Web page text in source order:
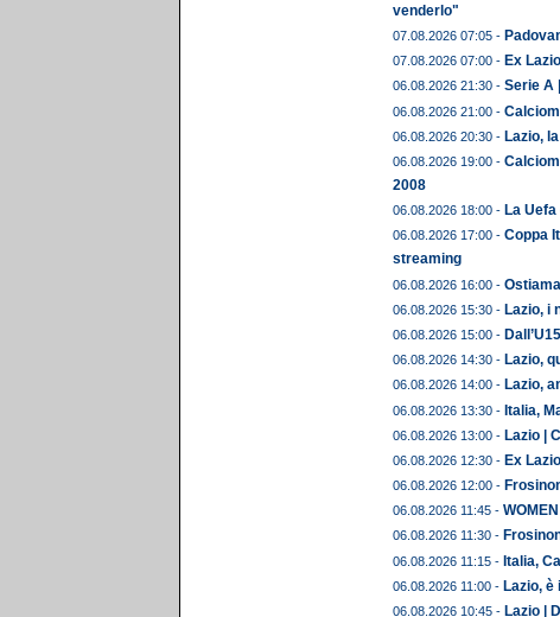
venderlo"
07.08.2026 07:05 -
07.08.2026 07:00 - Ex
06.08.2026 21:30 - Serie A
06.08.2026 21:00 -
06.08.2026 20:30 - Lazio,
06.08.2026 19:00 -
2008
06.08.2026 18:00 - La
06.08.2026 17:00 - Coppa
streaming
06.08.2026 16:00 -
06.08.2026 15:30 - Lazio, i
06.08.2026 15:00 -
06.08.2026 14:30 - Lazio,
06.08.2026 14:00 - Lazio,
06.08.2026 13:30 - Italia,
06.08.2026 13:00 - Lazio |
06.08.2026 12:30 - Ex
06.08.2026 12:00 -
06.08.2026 11:45 -
06.08.2026 11:30 -
06.08.2026 11:15 - Italia,
06.08.2026 11:00 - Lazio, è
06.08.2026 10:45 - Lazio |